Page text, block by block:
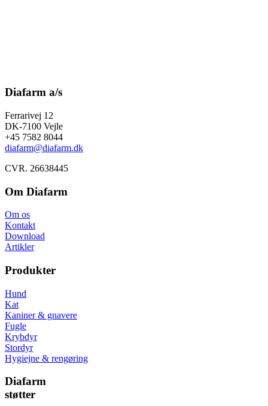
Diafarm a/s
Ferrarivej 12
DK-7100 Vejle
+45 7582 8044
diafarm@diafarm.dk
CVR. 26638445
Om Diafarm
Om os
Kontakt
Download
Artikler
Produkter
Hund
Kat
Kaniner & gnavere
Fugle
Krybdyr
Stordyr
Hygiejne & rengøring
Diafarm
støtter